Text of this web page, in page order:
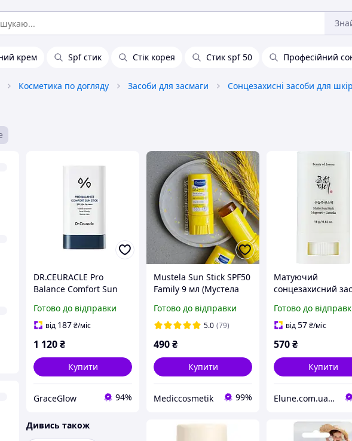
крем Spf стик Стік корея Стик spf 50 Професійний
Косметика по догляду Засоби для засмаги Сонцезахисні засоби для
DR.CEURACLE Pro
Balance Comfort Sun
Сонцезахисний стік з
пробіотиками для
Готово до відправки
від 187₴/міс
1 120₴
Купити
GraceGlow 94%
Mustela Sun Stick SPF50
Family 9 мл (Мустела
стік для всієі родини
Готово до відправки
5.0 (79)
490₴
Купити
Mediccosmetik 99%
Матуючий
сонцезахисний
Joseon Matte Sun
Mugwort+Camelia
Готово до
від57₴/міс
570₴
Купити
Elune.com.ua Косметика та Парфуми
Дивись також